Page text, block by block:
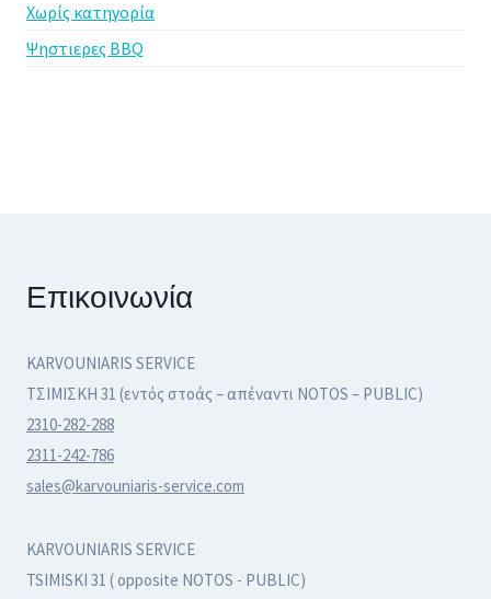
Χωρίς κατηγορία
Ψηστιερες BBQ
Επικοινωνία
KARVOUNIARIS SERVICE
ΤΣΙΜΙΣΚΗ 31 (εντός στοάς – απέναντι NOTOS – PUBLIC)
2310-282-288
2311-242-786
sales@karvouniaris-service.com
KARVOUNIARIS SERVICE
TSIMISKI 31 ( opposite NOTOS - PUBLIC)